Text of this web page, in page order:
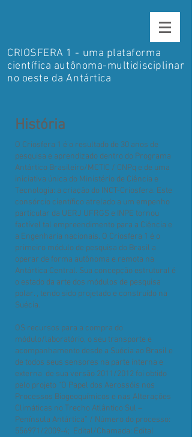
CRIOSFERA 1 - uma plataforma
científica autônoma-multidisciplinar
no oeste da Antártica
História
O Criosfera 1 é o resultado de 30 anos de
pesquisa e aprendizado dentro do Programa
Antártico Brasileiro/MCTIC / CNPq e de uma
iniciativa única do Ministério de Ciência e
Tecnologia: a criação do INCT-Criosfera. Este
consórcio científico atrelado a um empenho
particular da UERJ UFRGS e INPE tornou
factível tal empreendimento para a Ciência e
a Engenharia nacionais. O Criosfera 1 é o
primeiro módulo de pesquisa do Brasil a
operar de forma autônoma e remota na
Antártica Central. Sua concepção estrutural é
o estado da arte dos módulos de pesquisa
polar. , tendo sido projetado e construído na
Suécia.
OS recursos para a compra do
módulo/laboratório, o seu transporte e
acompanhamento desde a Suécia ao Brasil e
de todos seus sensores na parte interna e
externa de sua versão 2011/2012 foi obtido
pelo projeto “O Papel dos Aerossóis nos
Processos Biogeoquímicos e nas Alterações
Climáticas no Trecho Atlântico Sul –
Península Antártica” / Número do processo:
556971/2009-4; Edital/Chamada: Edital